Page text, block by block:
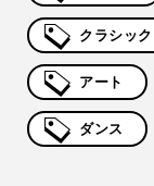
クラシッ
アート
ダンス